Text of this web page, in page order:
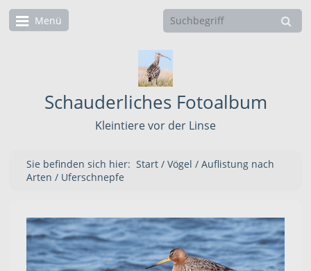
Menü
Schauderliches Fotoalbum
Kleintiere vor der Linse
Sie befinden sich hier:Start / Vögel / Auflistung nach
Arten / Uferschnepfe